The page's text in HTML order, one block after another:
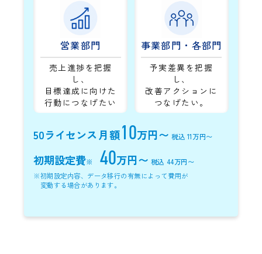
営業部門
売上進捗を把握
し、
目標達成に向けた
行動につなげたい
事業部門・各部門
予実差異を把握
し、
改善アクションに
つなげたい。
50ライセンス月額10万円〜 税込 11万円〜
初期設定費※ 40万円〜 税込 44万円〜
※初期設定内容、データ移行の有無によって費用が
変動する場合があります。